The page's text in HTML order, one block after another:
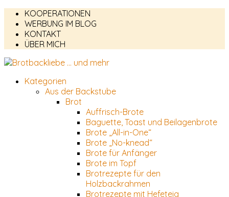
KOOPERATIONEN
WERBUNG IM BLOG
KONTAKT
ÜBER MICH
Kategorien
Aus der Backstube
Brot
Auffrisch-Brote
Baguette, Toast und Beilagenbrote
Brote „All-in-One“
Brote „No-knead“
Brote für Anfänger
Brote im Topf
Brotrezepte für den
Holzbackrahmen
Brotrezepte mit Hefeteig